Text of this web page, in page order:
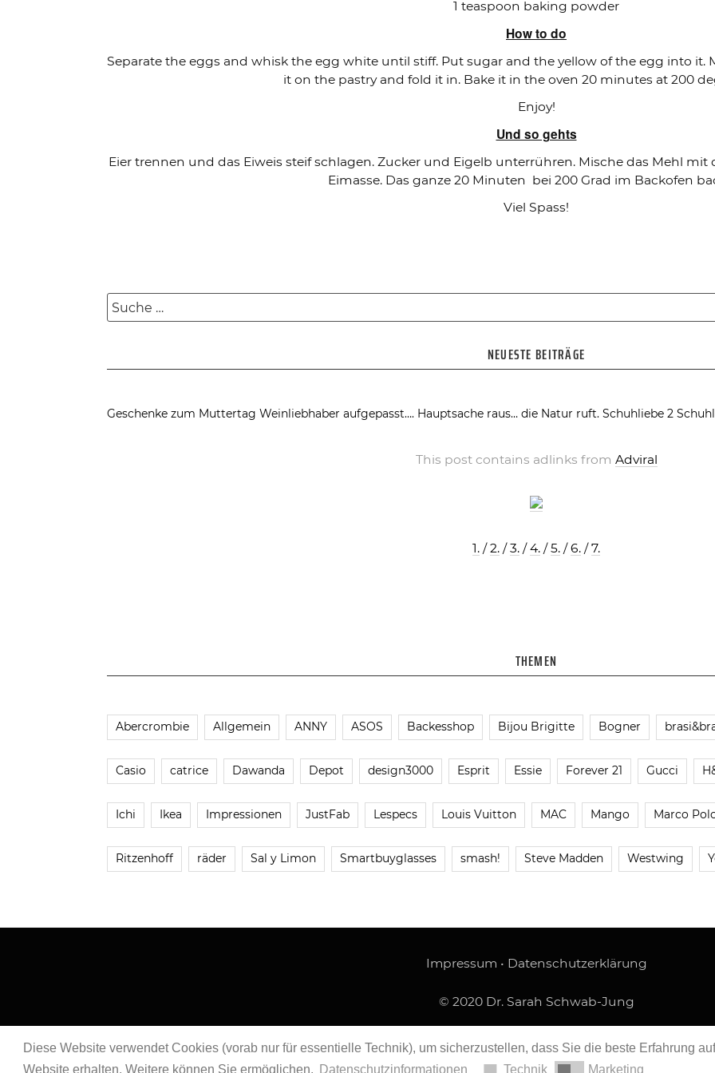
Diese Website verwendet Cookies (vorab nur für essentielle Technik), um sicherzustellen, dass Sie die beste Erfahrung
Website erhalten. Weitere können Sie ermöglichen.
Datenschutzinformationen Technik Marketing
1 teaspoon baking powder
How to do
Separate the eggs and whisk the egg white until stiff. Put sugar and the yellow of the egg into
it on the pastry and fold it in. Bake it in the oven 20 minutes at 200
Enjoy!
Und so gehts
Eier trennen und das Eiweis steif schlagen. Zucker und Eigelb unterrühren. Mische das Mehl
Eimasse. Das ganze 20 Minuten bei 200 Grad im Backofen
Viel Spass!
Suche
nach:
NEUESTE BEITRÄGE
Geschenke zum Muttertag Weinliebhaber aufgepasst…. Hauptsache raus… die Natur ruft. Schuhliebe 2
This post contains adlinks from Adviral
1. /2. /3. /4. /5. /6. /7.
THEMEN
Abercrombie Allgemein ANNY ASOS Backesshop Bijou Brigitte Bogner
Casio catrice Dawanda Depot design3000 Esprit Essie Forever 21 Gucci
Ichi Ikea Impressionen JustFab Lespecs Louis Vuitton MAC Mango Marco
Ritzenhoff räder Sal y Limon Smartbuyglasses smash! Steve Madden Westwing
Impressum • Datenschutzerklärung
© 2020 Dr. Sarah Schwab-Jung